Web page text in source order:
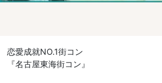
恋愛成就NO.1街コン
『名古屋東海街コン』